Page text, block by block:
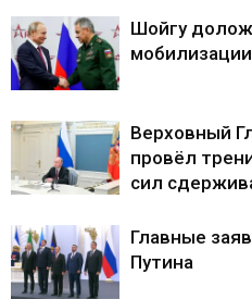
Шойгу
мобилизации
Верховный
провёл
сил
Главные
Путина